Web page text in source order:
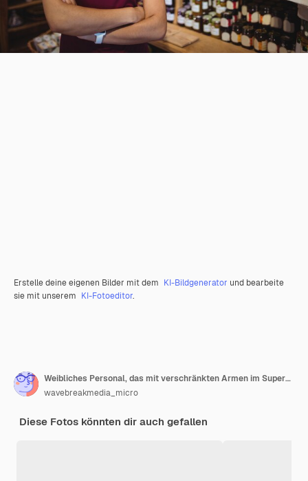
Erstelle deine eigenen Bilder mit dem KI-Bildgenerator und bearbeite
sie mit unserem KI-Fotoeditor.
Weibliches Personal, das mit verschränkten Armen im Supermarkt steht
wavebreakmedia_micro
Diese Fotos könnten dir auch gefallen